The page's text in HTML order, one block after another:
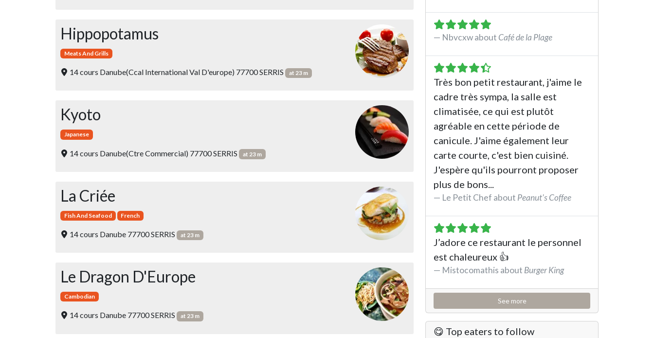
See the review
Nbvcxw about Café de la Plage
See the review
Très bon petit restaurant, j'aime le
cadre très sympa, la salle est
climatisée, ce qui est plutôt
agréable en cette période de
canicule. J'aime également leur
carte courte, c'est bien cuisiné.
J'espère qu'ils pourront proposer
plus de bons...
Le Petit Chef about Peanut's Coffee
See the review
J’adore ce restaurant le personnel
est chaleureux 👍
Mistocomathis about Burger King
See the review
See more
😋 Top eaters to follow
Hippopotamus
Meats And Grills
14 cours Danube(Ccal International Val D'europe) 77700 SERRIS at 23 m
Kyoto
Japanese
14 cours Danube(Ctre Commercial) 77700 SERRIS at 23 m
La Criée
Fish And Seafood French
14 cours Danube 77700 SERRIS at 23 m
Le Dragon D'Europe
Cambodian
14 cours Danube 77700 SERRIS at 23 m